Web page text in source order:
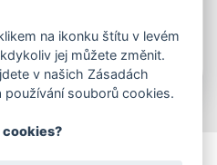
688 850
na ikonku štítu v levém
jej můžete změnit.
v našich Zásadách
souborů cookies.
cookies?